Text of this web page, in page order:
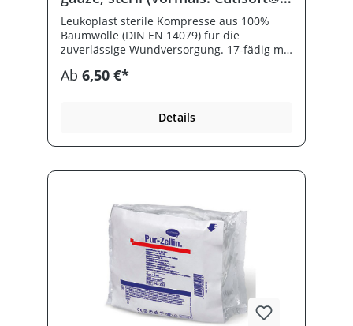
Cotton Kompressen steril)
Leukoplast sterile Kompresse aus 100%
Baumwolle (DIN EN 14079) für die
zuverlässige Wundversorgung. 17-fädig mit
hautfreundlich und atmungsaktiv. Zu 2 (5)
Ab 6,50 €*
Details